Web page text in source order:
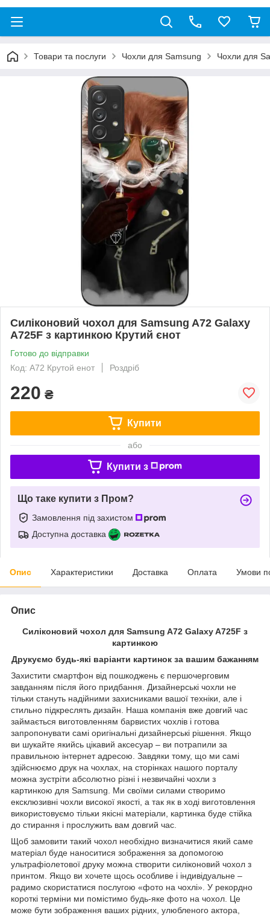
Товари та послуги Чохли для Samsung Чохли для
Силіконовий чохол для Samsung A72 Galaxy
A725F з картинкою Крутий єнот
Готово до відправки
Код: A72 Крутой енот
Роздріб
220 ₴
Купити
або
Купити з
Що таке купити з Пром?
Замовлення під захистом
Доступна доставка
Опис Характеристики Доставка Оплата Умови
Опис
Силіконовий чохол для Samsung A72 Galaxy A725F з
картинкою
Друкуємо будь-які варіанти картинок за вашим бажанням
Захистити смартфон від пошкоджень є першочерговим
завданням після його придбання. Дизайнерські чохли не
тільки стануть надійними захисниками вашої техніки, але і
стильно підкреслять дизайн. Наша компанія вже довгий час
займається виготовленням барвистих чохлів і готова
запропонувати самі оригінальні дизайнерські рішення. Якщо
ви шукайте якийсь цікавий аксесуар – ви потрапили за
правильною інтернет адресою. Завдяки тому, що ми самі
здійснюємо друк на чохлах, на сторінках нашого порталу
можна зустріти абсолютно різні і незвичайні чохли з
картинкою для Samsung. Ми своїми силами створимо
ексклюзивні чохли високої якості, а так як в ході виготовлення
використовуємо тільки якісні матеріали, картинка буде стійка
до стирання і прослужить вам довгий час.
Щоб замовити такий чохол необхідно визначитися який саме
матеріал буде наноситися зображення за допомогою
ультрафіолетової друку можна створити силіконовий чохол з
принтом. Якщо ви хочете щось особливе і індивідуальне –
радимо скористатися послугою «фото на чохлі». У рекордно
короткі терміни ми помістимо будь-яке фото на чохол. Це
може бути зображення ваших рідних, улюбленого актора,